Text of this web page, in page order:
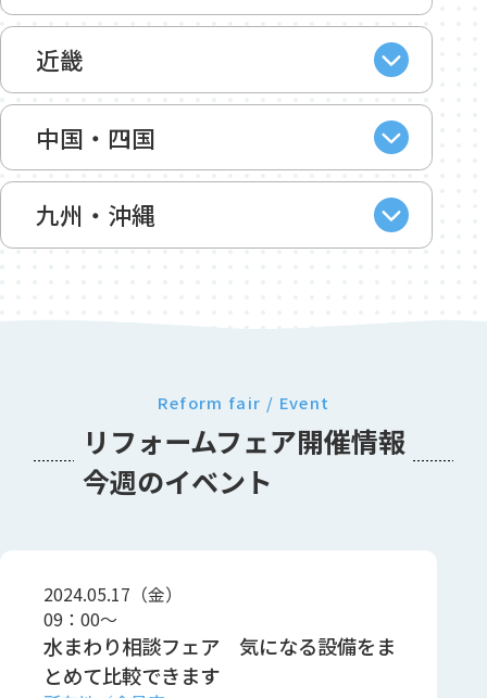
近畿
中国・四国
九州・沖縄
Reform fair / Event
リフォームフェア開催情報
今週のイベント
2024.05.17（金）
09：00～
水まわり相談フェア 気になる設備をま
とめて比較できます